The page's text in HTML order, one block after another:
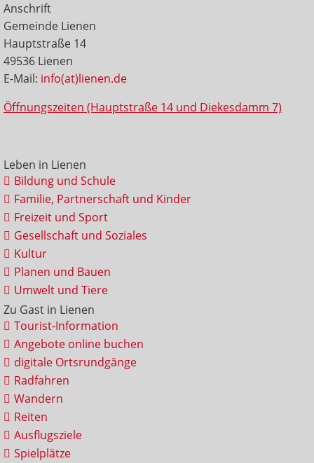
Anschrift
Gemeinde Lienen
Hauptstraße 14
49536 Lienen
E-Mail: info(at)lienen.de
Öffnungszeiten (Hauptstraße 14 und Diekesdamm 7)
Leben in Lienen
Bildung und Schule
Familie, Partnerschaft und Kinder
Freizeit und Sport
Gesellschaft und Soziales
Kultur
Planen und Bauen
Umwelt und Tiere
Zu Gast in Lienen
Tourist-Information
Angebote online buchen
digitale Ortsrundgänge
Radfahren
Wandern
Reiten
Ausflugsziele
Spielplätze